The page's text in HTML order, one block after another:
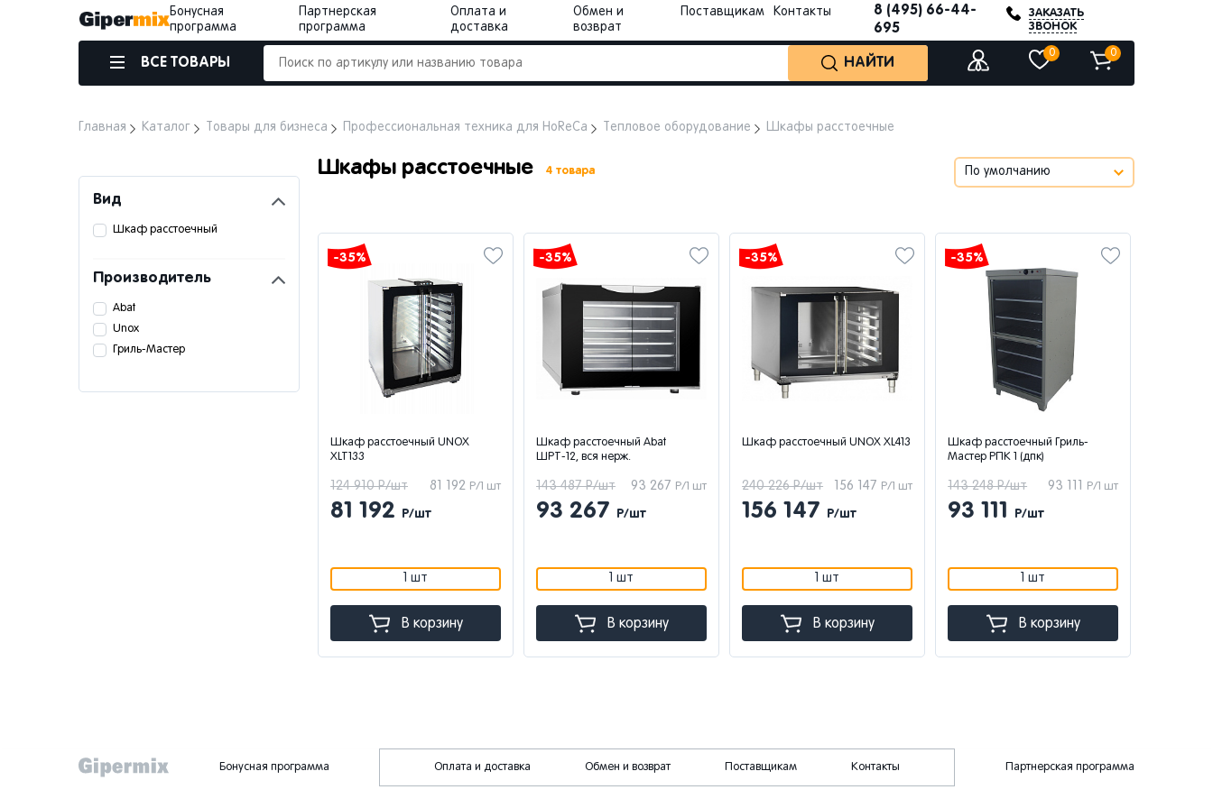
Бонусная
программа
Партнерская
программа
Оплата и
доставка
Обмен и
возврат
Поставщикам Контакты
8 (495) 66-44-
695
ЗАКАЗАТЬ
ЗВОНОК
ВСЕ ТОВАРЫ НАЙТИ
0 0
Главная Каталог Товары для бизнеса Профессиональная техника для HoReCa Тепловое оборудование Шкафы расстоечные
Вид
Шкаф расстоечный
Производитель
Abat
Unox
Гриль-Мастер
Шкафы расстоечные 4 товара
-35%
Шкаф расстоечный UNOX
XLT133
81 192 Р/1 шт
124 910 Р/шт
81 192 Р/шт
1 шт
В корзину
-35%
Шкаф расстоечный Abat
ШРТ-12, вся нерж.
93 267 Р/1 шт
143 487 Р/шт
93 267 Р/шт
1 шт
В корзину
-35%
Шкаф расстоечный UNOX XL413
156 147 Р/1 шт
240 226 Р/шт
156 147 Р/шт
1 шт
В корзину
-35%
Шкаф расстоечный Гриль-
Мастер РПК 1 (дпк)
93 111 Р/1 шт
143 248 Р/шт
93 111 Р/шт
1 шт
В корзину
Бонусная программа Оплата и доставка Обмен и возврат Поставщикам Контакты Партнерская программа